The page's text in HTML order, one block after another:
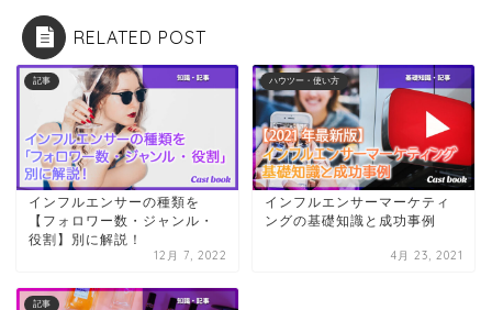
RELATED POST
記事
インフルエンサーの種類を
【フォロワー数・ジャンル・
役割】別に解説！
12月 7, 2022
ハウツー・使い方
インフルエンサーマーケティ
ングの基礎知識と成功事例
4月 23, 2021
記事